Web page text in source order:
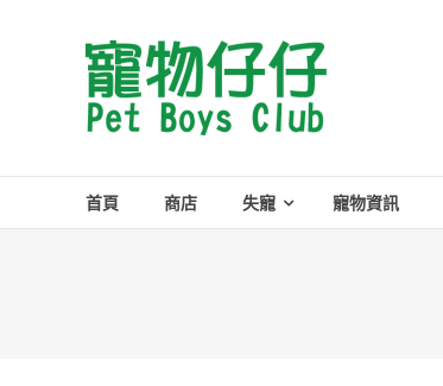
Pet
Boys
Club
首頁 商店 失寵 寵物資訊